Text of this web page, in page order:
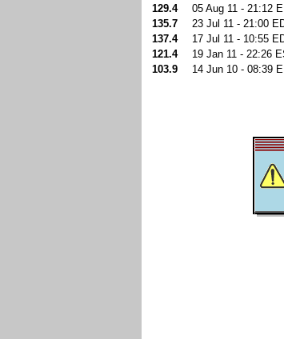
129.4
05 Aug 11 - 21:12
135.7
23 Jul 11 - 21:00
137.4
17 Jul 11 - 10:55
121.4
19 Jan 11 - 22:26
103.9
14 Jun 10 - 08:39